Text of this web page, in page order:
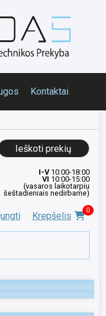
Kontaktai
I-V10:00-18:00
VI 10:00-15:00
(vasaros laikotarpiu
šeštadieniais nedirbame)
Krepšelis 0